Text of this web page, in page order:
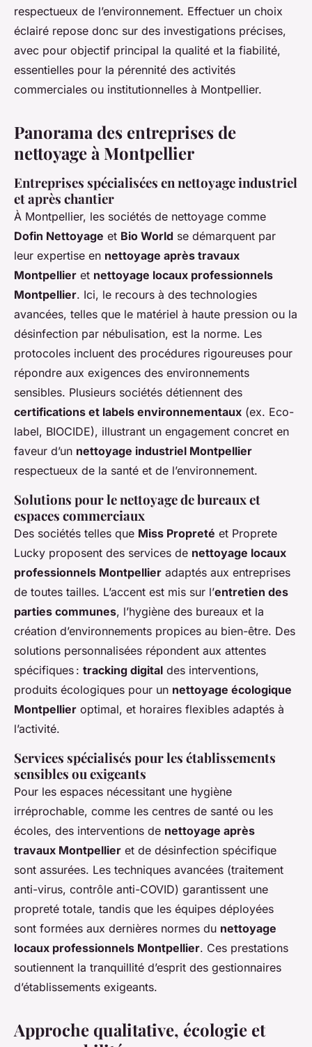
respectueux de l’environnement. Effectuer un choix
éclairé repose donc sur des investigations précises,
avec pour objectif principal la qualité et la fiabilité,
essentielles pour la pérennité des activités
commerciales ou institutionnelles à Montpellier.
Panorama des entreprises de
nettoyage à Montpellier
Entreprises spécialisées en nettoyage industriel
et après chantier
À Montpellier, les sociétés de nettoyage comme
Dofin Nettoyage et Bio World se démarquent par
leur expertise en nettoyage après travaux
Montpellier et nettoyage locaux professionnels
Montpellier. Ici, le recours à des technologies
avancées, telles que le matériel à haute pression ou la
désinfection par nébulisation, est la norme. Les
protocoles incluent des procédures rigoureuses pour
répondre aux exigences des environnements
sensibles. Plusieurs sociétés détiennent des
certifications et labels environnementaux (ex. Eco-
label, BIOCIDE), illustrant un engagement concret en
faveur d’un nettoyage industriel Montpellier
respectueux de la santé et de l’environnement.
Solutions pour le nettoyage de bureaux et
espaces commerciaux
Des sociétés telles que Miss Propreté et Proprete
Lucky proposent des services de nettoyage locaux
professionnels Montpellier adaptés aux entreprises
de toutes tailles. L’accent est mis sur l’entretien des
parties communes, l’hygiène des bureaux et la
création d’environnements propices au bien-être. Des
solutions personnalisées répondent aux attentes
spécifiques : tracking digital des interventions,
produits écologiques pour un nettoyage écologique
Montpellier optimal, et horaires flexibles adaptés à
l’activité.
Services spécialisés pour les établissements
sensibles ou exigeants
Pour les espaces nécessitant une hygiène
irréprochable, comme les centres de santé ou les
écoles, des interventions de nettoyage après
travaux Montpellier et de désinfection spécifique
sont assurées. Les techniques avancées (traitement
anti-virus, contrôle anti-COVID) garantissent une
propreté totale, tandis que les équipes déployées
sont formées aux dernières normes du nettoyage
locaux professionnels Montpellier. Ces prestations
soutiennent la tranquillité d’esprit des gestionnaires
d’établissements exigeants.
Approche qualitative, écologie et